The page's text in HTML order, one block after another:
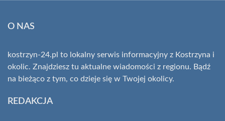
O NAS
kostrzyn-24.pl to lokalny serwis informacyjny z Kostrzyna i
okolic. Znajdziesz tu aktualne wiadomości z regionu. Bądź
na bieżąco z tym, co dzieje się w Twojej okolicy.
REDAKCJA